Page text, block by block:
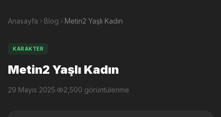
Anasayfa Blog Metin2 Yaşlı Kadın
KARAKTER
Metin2 Yaşlı Kadın
29 Mayıs 2025· 2,500 görüntülenme